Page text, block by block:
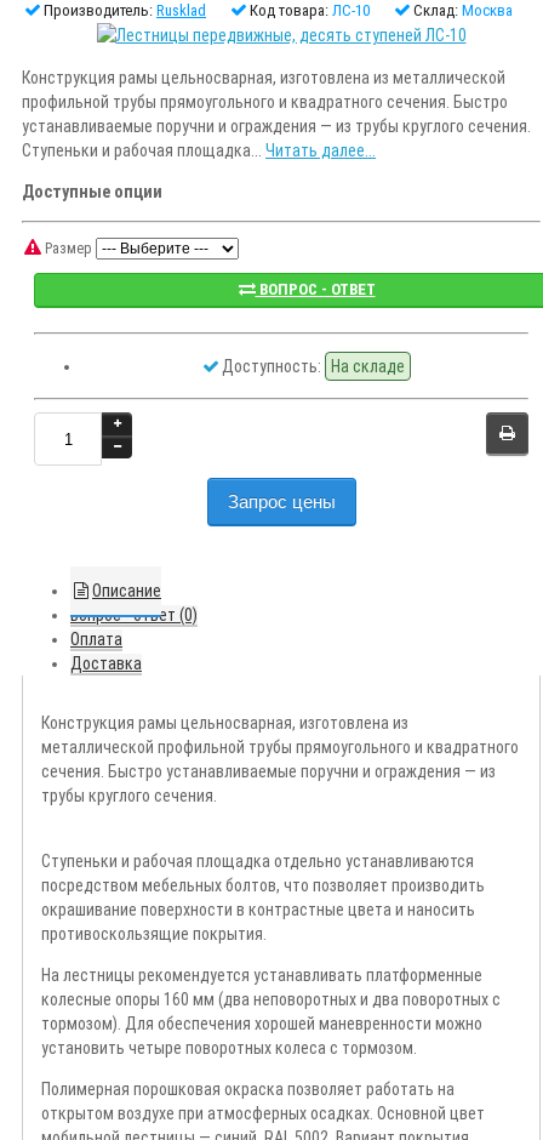
Производитель: Rusklad Код товара: ЛС-10 Склад: Москва
Конструкция рамы цельносварная, изготовлена из металлической
профильной трубы прямоугольного и квадратного сечения. Быстро
устанавливаемые поручни и ограждения — из трубы круглого сечения.
Ступеньки и рабочая площадка... Читать далее...
Доступные опции
Размер
ВОПРОС - ОТВЕТ
Доступность: На складе
Запрос цены
Описание
Вопрос - ответ (0)
Оплата
Доставка
Конструкция рамы цельносварная, изготовлена из
металлической профильной трубы прямоугольного и квадратного
сечения. Быстро устанавливаемые поручни и ограждения — из
трубы круглого сечения.
Ступеньки и рабочая площадка отдельно устанавливаются
посредством мебельных болтов, что позволяет производить
окрашивание поверхности в контрастные цвета и наносить
противоскользящие покрытия.
На лестницы рекомендуется устанавливать платформенные
колесные опоры 160 мм (два неповоротных и два поворотных с
тормозом). Для обеспечения хорошей маневренности можно
установить четыре поворотных колеса с тормозом.
Полимерная порошковая окраска позволяет работать на
открытом воздухе при атмосферных осадках. Основной цвет